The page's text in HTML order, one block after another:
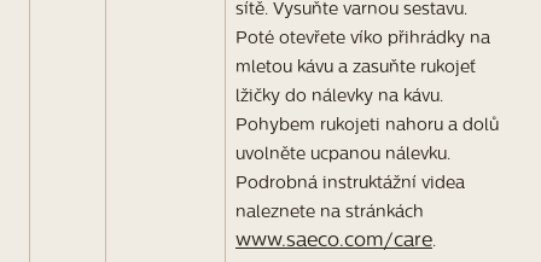
sítě. Vysuňte varnou sestavu.
Poté otevřete víko přihrádky na
mletou kávu a zasuňte rukojeť
lžičky do nálevky na kávu.
Pohybem rukojeti nahoru a dolů
uvolněte ucpanou nálevku.
Podrobná instruktážní videa
naleznete na stránkách
www.saeco.com/care.